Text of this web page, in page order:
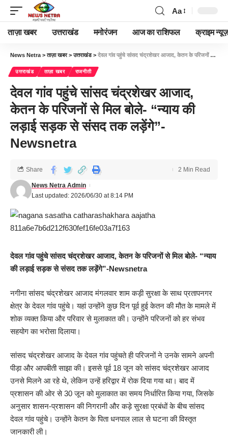
Aa
ताज़ा खबर उत्तराखंड मनोरंजन आज का राशिफल क्राइम न्यूज़
News Netra >ताज़ा खबर>उत्तराखंड> देवल गांव पहुंचे सांसद चंद्रशेखर आजाद, केतन के परिजनों से मिल बोले- “न्याय की लड़ाई सड़क से संसद तक लड़ेंगे”-Newsnetra
उत्तराखंड ताज़ा खबर राजनीती
देवल गांव पहुंचे सांसद चंद्रशेखर आजाद,
केतन के परिजनों से मिल बोले- “न्याय की
लड़ाई सड़क से संसद तक लड़ेंगे”-
Newsnetra
Last updated: 2026/06/30 at 8:14 PM
News Netra Admin
Share 2 Min Read
देवल गांव पहुंचे सांसद चंद्रशेखर आजाद, केतन के परिजनों से मिल बोले- “न्याय
की लड़ाई सड़क से संसद तक लड़ेंगे”-Newsnetra
नगीना सांसद चंद्रशेखर आजाद मंगलवार शाम कड़ी सुरक्षा के साथ प्रतापनगर
क्षेत्र के देवल गांव पहुंचे। यहां उन्होंने कुछ दिन पूर्व हुई केतन की मौत के मामले में
शोक व्यक्त किया और परिवार से मुलाकात की। उन्होंने परिजनों को हर संभव
सहयोग का भरोसा दिलाया।
सांसद चंद्रशेखर आजाद के देवल गांव पहुंचते ही परिजनों ने उनके सामने अपनी
पीड़ा और आपबीती साझा की। इससे पूर्व 18 जून काे सांसद चंद्रशेखर आजाद
उनसे मिलने आ रहे थे, लेकिन उन्हें हरिद्वार में रोक दिया गया था। बाद में
प्रशासन की ओर से 30 जून को मुलाकात का समय निर्धारित किया गया, जिसके
अनुसार शासन-प्रशासन की निगरानी और कड़े सुरक्षा प्रबंधों के बीच सांसद
देवल गांव पहुंचे। उन्होंने केतन के पिता धनपाल लाल से घटना की विस्तृत
जानकारी ली।